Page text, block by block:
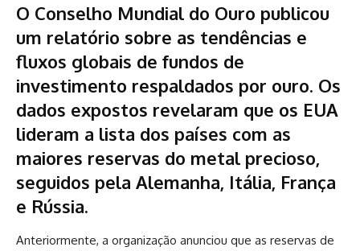
O Conselho Mundial do Ouro publicou
um relatório sobre as tendências e
fluxos globais de fundos de
investimento respaldados por ouro. Os
dados expostos revelaram que os EUA
lideram a lista dos países com as
maiores reservas do metal precioso,
seguidos pela Alemanha, Itália, França
e Rússia.
Anteriormente, a organização anunciou que as reservas de